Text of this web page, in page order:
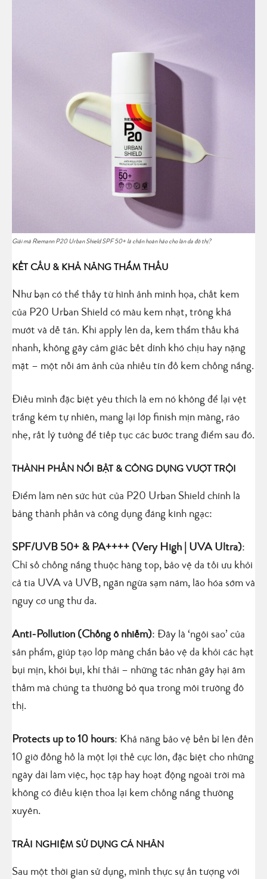
Giải mã Riemann P20 Urban Shield SPF 50+ lá chắn hoàn hảo cho làn da đô thị?
KẾT CẤU & KHẢ NĂNG THẨM THẤU
Như bạn có thể thấy từ hình ảnh minh họa, chất kem
của P20 Urban Shield có màu kem nhạt, trông khá
mướt và dễ tán. Khi apply lên da, kem thẩm thấu khá
nhanh, không gây cảm giác bết dính khó chịu hay nặng
mặt – một nỗi ám ảnh của nhiều tín đồ kem chống nắng.
Điều mình đặc biệt yêu thích là em nó không để lại vệt
trắng kém tự nhiên, mang lại lớp finish mịn màng, ráo
nhẹ, rất lý tưởng để tiếp tục các bước trang điểm sau đó.
THÀNH PHẦN NỔI BẬT & CÔNG DỤNG VƯỢT TRỘI
Điểm làm nên sức hút của P20 Urban Shield chính là
bảng thành phần và công dụng đáng kinh ngạc:
SPF/UVB 50+ & PA++++ (Very High | UVA Ultra):
Chỉ số chống nắng thuộc hàng top, bảo vệ da tối ưu khỏi
cả tia UVA và UVB, ngăn ngừa sạm nám, lão hóa sớm và
nguy cơ ung thư da.
Anti-Pollution (Chống ô nhiễm): Đây là ‘ngôi sao’ của
sản phẩm, giúp tạo lớp màng chắn bảo vệ da khỏi các hạt
bụi mịn, khói bụi, khí thải – những tác nhân gây hại âm
thầm mà chúng ta thường bỏ qua trong môi trường đô
thị.
Protects up to 10 hours: Khả năng bảo vệ bền bỉ lên đến
10 giờ đồng hồ là một lợi thế cực lớn, đặc biệt cho những
ngày dài làm việc, học tập hay hoạt động ngoài trời mà
không có điều kiện thoa lại kem chống nắng thường
xuyên.
TRẢI NGHIỆM SỬ DỤNG CÁ NHÂN
Sau một thời gian sử dụng, mình thực sự ấn tượng với